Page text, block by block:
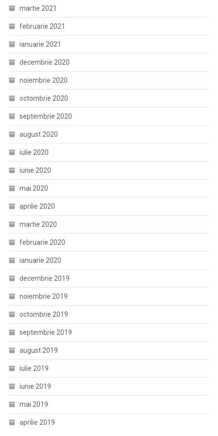
martie 2021
februarie 2021
ianuarie 2021
decembrie 2020
noiembrie 2020
octombrie 2020
septembrie 2020
august 2020
iulie 2020
iunie 2020
mai 2020
aprilie 2020
martie 2020
februarie 2020
ianuarie 2020
decembrie 2019
noiembrie 2019
octombrie 2019
septembrie 2019
august 2019
iulie 2019
iunie 2019
mai 2019
aprilie 2019